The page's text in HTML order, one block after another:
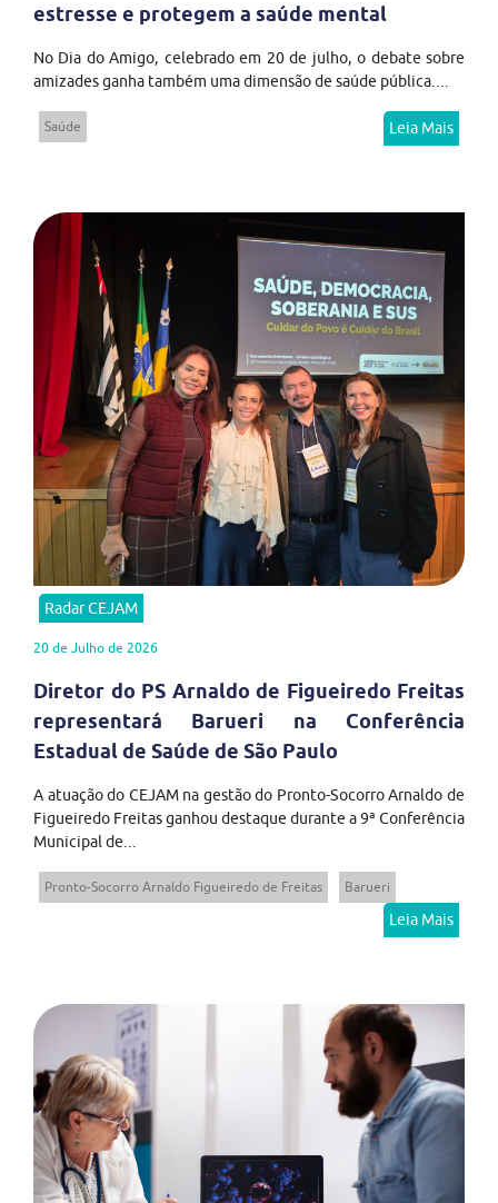
estresse e protegem a saúde mental
No Dia do Amigo, celebrado em 20 de julho, o debate sobre
amizades ganha também uma dimensão de saúde pública....
Saúde Leia Mais
Radar CEJAM
20 de Julho de 2026
Diretor do PS Arnaldo de Figueiredo Freitas
representará Barueri na Conferência
Estadual de Saúde de São Paulo
A atuação do CEJAM na gestão do Pronto-Socorro Arnaldo de
Figueiredo Freitas ganhou destaque durante a 9ª Conferência
Municipal de...
Pronto-Socorro Arnaldo Figueiredo de Freitas Barueri
Leia Mais